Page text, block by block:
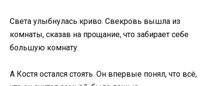
Света улыбнулась криво. Свекровь вышла из
комнаты, сказав на прощание, что забирает себе
большую комнату.
А Костя остался стоять. Он впервые понял, что всё,